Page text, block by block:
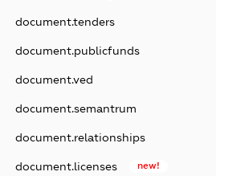
document.tenders
document.publicfunds
document.ved
document.semantrum
document.relationships
document.licenses new!